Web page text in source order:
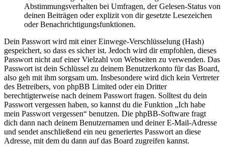
Abstimmungsverhalten bei Umfragen, der Gelesen-Status von
deinen Beiträgen oder explizit von dir gesetzte Lesezeichen
oder Benachrichtigungsfunktionen.
Dein Passwort wird mit einer Einwege-Verschlüsselung (Hash)
gespeichert, so dass es sicher ist. Jedoch wird dir empfohlen, dieses
Passwort nicht auf einer Vielzahl von Webseiten zu verwenden. Das
Passwort ist dein Schlüssel zu deinem Benutzerkonto für das Board,
also geh mit ihm sorgsam um. Insbesondere wird dich kein Vertreter
des Betreibers, von phpBB Limited oder ein Dritter
berechtigterweise nach deinem Passwort fragen. Solltest du dein
Passwort vergessen haben, so kannst du die Funktion „Ich habe
mein Passwort vergessen“ benutzen. Die phpBB-Software fragt
dich dann nach deinem Benutzernamen und deiner E-Mail-Adresse
und sendet anschließend ein neu generiertes Passwort an diese
Adresse, mit dem du dann auf das Board zugreifen kannst.